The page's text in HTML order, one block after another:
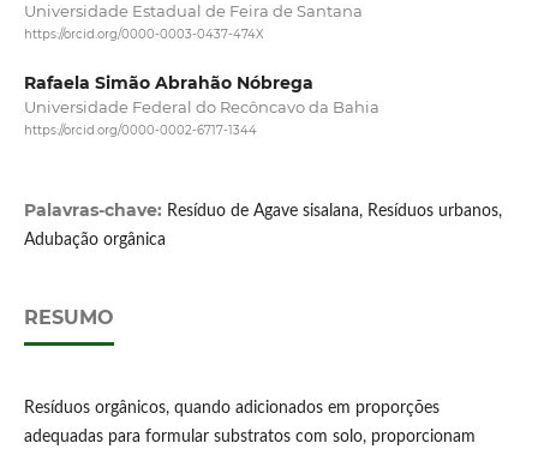
Universidade Estadual de Feira de Santana
https://orcid.org/0000-0003-0437-474X
Rafaela Simão Abrahão Nóbrega
Universidade Federal do Recôncavo da Bahia
https://orcid.org/0000-0002-6717-1344
Palavras-chave: Resíduo de Agave sisalana, Resíduos urbanos,
Adubação orgânica
RESUMO
Resíduos orgânicos, quando adicionados em proporções
adequadas para formular substratos com solo, proporcionam